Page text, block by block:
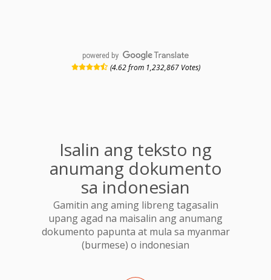
powered by
(4.62 from 1,232,867 Votes)
Isalin ang teksto ng
anumang dokumento
sa indonesian
Gamitin ang aming libreng tagasalin
upang agad na maisalin ang anumang
dokumento papunta at mula sa myanmar
(burmese) o indonesian